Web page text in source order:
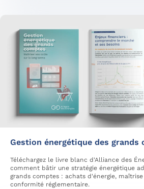
Gestion énergétique des grands
Téléchargez le livre blanc d'Alliance des
comment bâtir une stratégie énergétique
grands comptes : achats d'énergie,
conformité réglementaire.